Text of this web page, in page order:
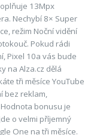
13Mpx
Nechybí 8× Super
režim Noční vidění
Pokud rádi
Pixel 10a vás bude
na Alza.cz dělá
tři měsíce YouTube
bez reklam,
bonusu je
o velmi příjemný
One na tři měsíce.